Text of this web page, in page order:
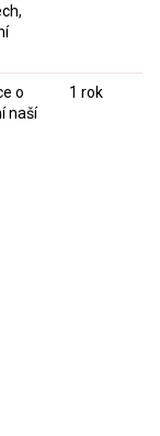
o
naší
1 rok